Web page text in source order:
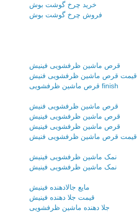
خرید چرخ گوشت بوش
فروش چرخ گوشت بوش
قرص ماشین ظرفشویی فینیش
قیمت قرص ماشین ظرفشویی فنیش
قرص ماشین ظرفشویی finish
قرص ماشین ظرفشویی فنیش
قرص ماشین ظرفشویی فینیش
قرص ماشین ظرفشویی فینیش
قیمت قرص ماشین ظرفشویی فنیش
نمک ماشین ظرفشویی فینیش
نمک ماشین ظرفشویی فینیش
مایع جالادهنده فینیش
قیمت جلا دهنده فینیش
جلا دهنده ماشین ظرفشویی